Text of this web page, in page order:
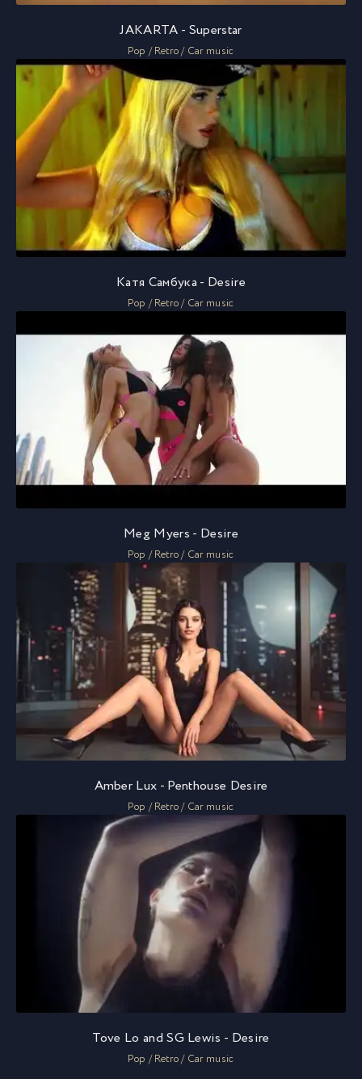
JAKARTA - Superstar
Pop / Retro / Car music
Катя Самбука - Desire
Pop / Retro / Car music
Meg Myers - Desire
Pop / Retro / Car music
Amber Lux - Penthouse Desire
Pop / Retro / Car music
Tove Lo and SG Lewis - Desire
Pop / Retro / Car music